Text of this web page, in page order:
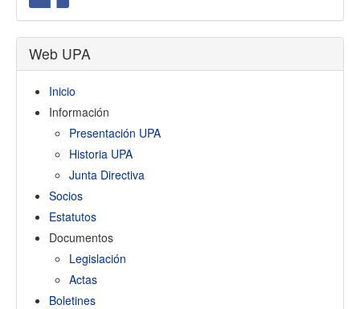
Web UPA
Inicio
Información
Presentación UPA
Historia UPA
Junta Directiva
Socios
Estatutos
Documentos
Legislación
Actas
Boletines